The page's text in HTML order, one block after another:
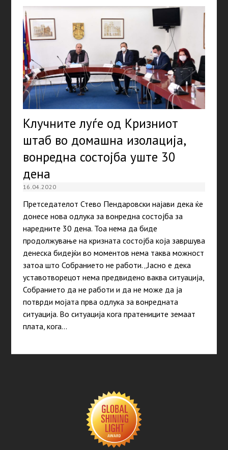
Клучните луѓе од Кризниот
штаб во домашна изолација,
вонредна состојба уште 30
дена
16.04.2020
Претседателот Стево Пендаровски најави дека ќе
донесе нова одлука за вонредна состојба за
наредните 30 дена. Тоа нема да биде
продолжување на кризната состојба која завршува
денеска бидејќи во моментов нема таква можност
затоа што Собранието не работи. „Јасно е дека
уставотворецот нема предвидено ваква ситуација,
Собранието да не работи и да не може да ја
потврди мојата прва одлука за вонредната
ситуација. Во ситуација кога пратениците земаат
плата, кога…